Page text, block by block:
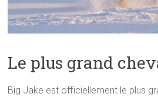
Le plus grand
Big Jake est officiellement le plus